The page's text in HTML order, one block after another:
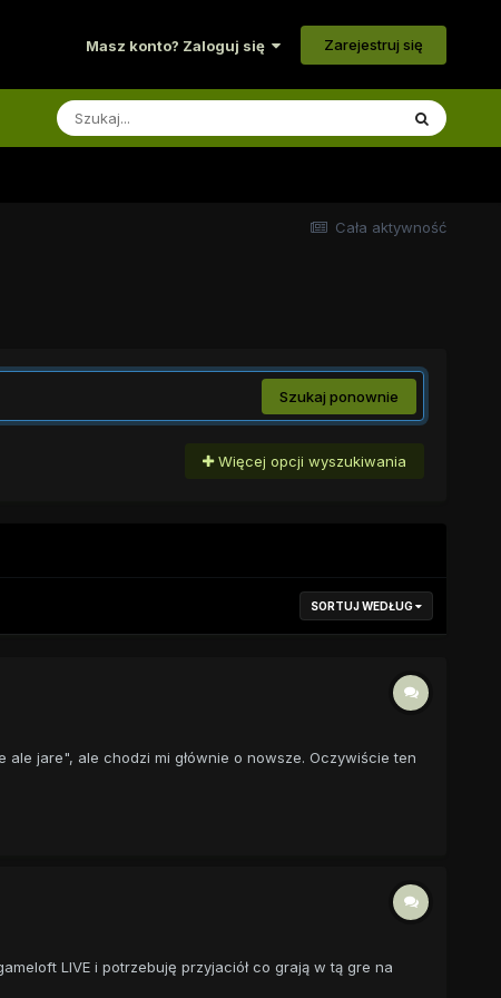
Masz konto? Zaloguj się Zarejestruj się
Cała aktywność
Szukaj ponownie
Więcej opcji wyszukiwania
SORTUJ WEDŁUG
jare", ale chodzi mi głównie o nowsze. Oczywiście ten
LIVE i potrzebuję przyjaciół co grają w tą gre na